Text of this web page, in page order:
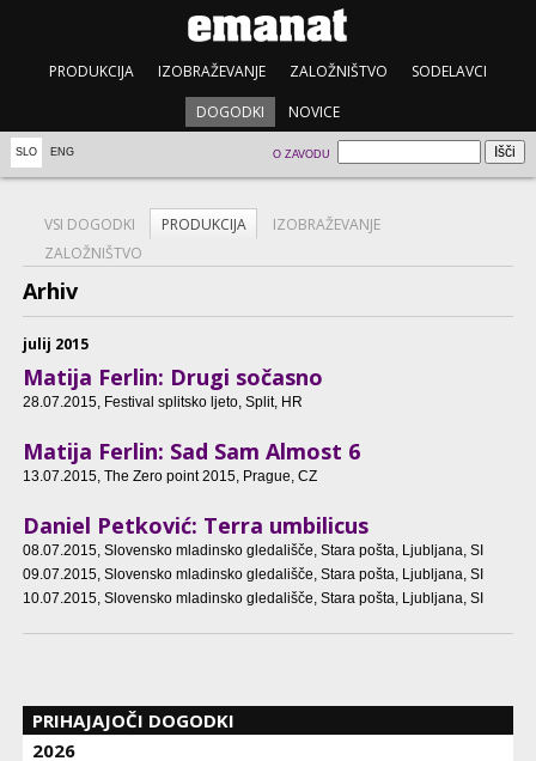
PRODUKCIJA IZOBRAŽEVANJE ZALOŽNIŠTVO SODELAVCI
DOGODKI NOVICE
SLO ENG O ZAVODU
VSI DOGODKI PRODUKCIJA
IZOBRAŽEVANJE
ZALOŽNIŠTVO
Arhiv
julij 2015
Matija Ferlin: Drugi sočasno
28.07.2015, Festival splitsko ljeto, Split, HR
Matija Ferlin: Sad Sam Almost 6
13.07.2015, The Zero point 2015, Prague, CZ
Daniel Petković: Terra umbilicus
08.07.2015, Slovensko mladinsko gledališče, Stara pošta, Ljubljana, SI
09.07.2015, Slovensko mladinsko gledališče, Stara pošta, Ljubljana, SI
10.07.2015, Slovensko mladinsko gledališče, Stara pošta, Ljubljana, SI
PRIHAJAJOČI DOGODKI
2026